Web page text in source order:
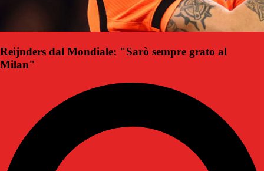
Reijnders dal Mondiale: "Sarò sempre grato al
Milan"